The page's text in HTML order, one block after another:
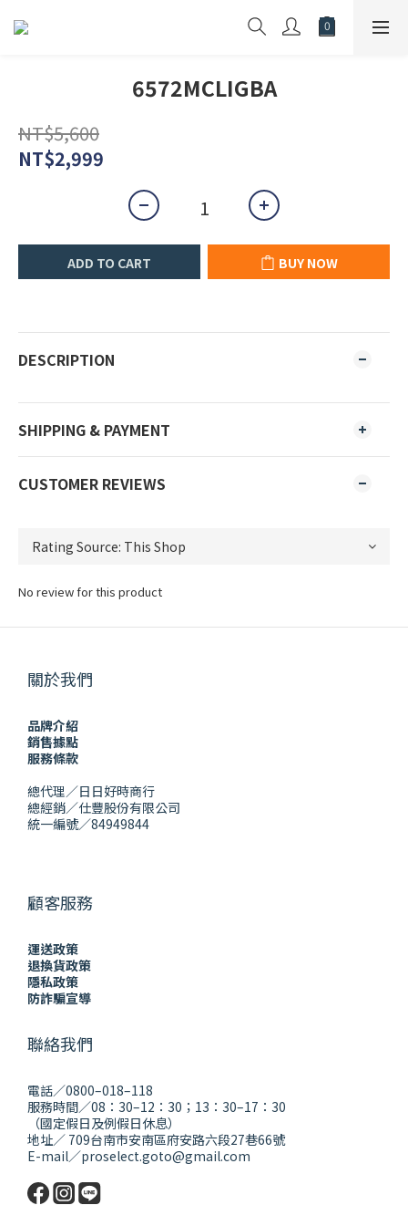
6572MCLIGBA
NT$5,600
NT$2,999
ADD TO CART BUY NOW
DESCRIPTION
SHIPPING & PAYMENT
CUSTOMER REVIEWS
No review for this product
關於我們
品牌介紹
銷售據點
服務條款
總代理／日日好時商行
總經銷／仕豐股份有限公司
統一編號／84949844
顧客服務
運送政策
退換貨政策
隱私政策
防詐騙宣導
聯絡我們
電話／0800–018–118
服務時間／08：30–12：30；13：30–17：30
（國定假日及例假日休息）
地址／ 709台南市安南區府安路六段27巷66號
E-mail／proselect.goto@gmail.com